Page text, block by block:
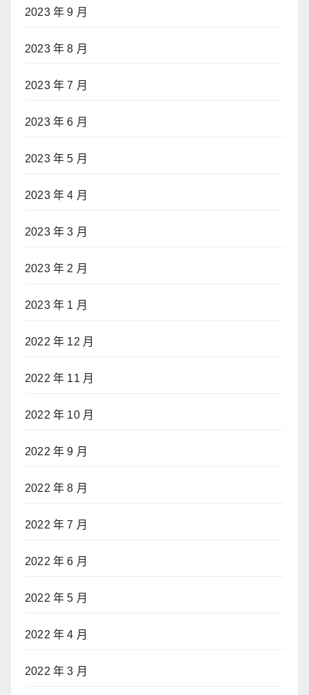
2023 年 9 月
2023 年 8 月
2023 年 7 月
2023 年 6 月
2023 年 5 月
2023 年 4 月
2023 年 3 月
2023 年 2 月
2023 年 1 月
2022 年 12 月
2022 年 11 月
2022 年 10 月
2022 年 9 月
2022 年 8 月
2022 年 7 月
2022 年 6 月
2022 年 5 月
2022 年 4 月
2022 年 3 月